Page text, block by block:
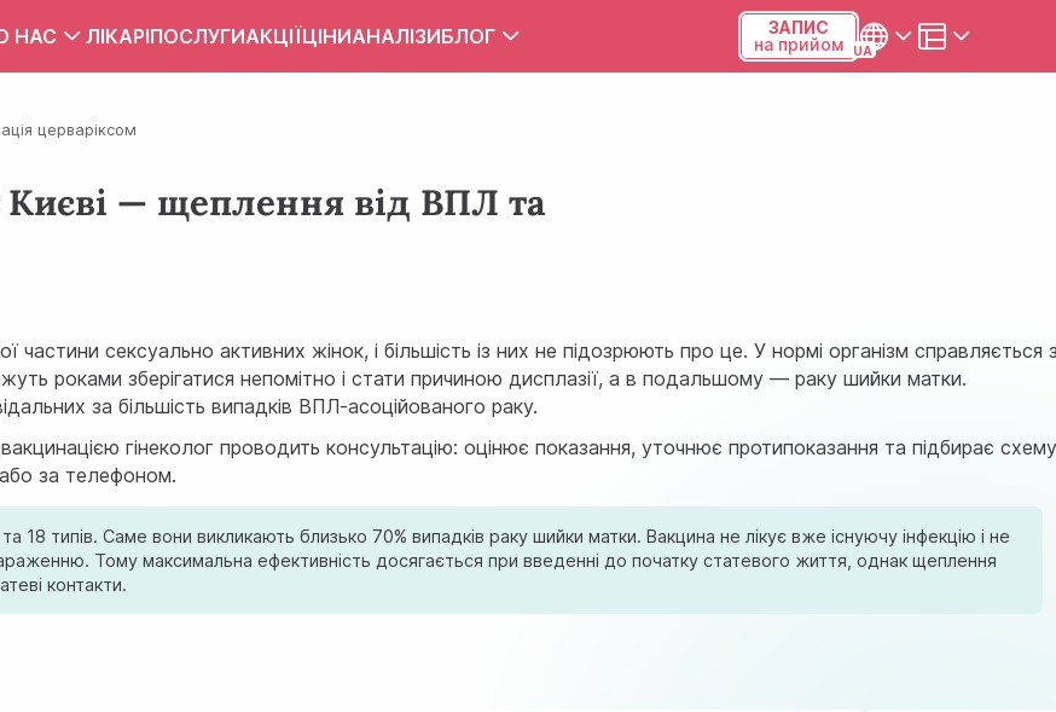
НАС
Контакти
Правила внутрішнього розпорядку
ЛІКАРІПОСЛУГИАКЦІЇЦІНИАНАЛІЗИБЛОГ
ЗАПИС
на прийом
Viber
ПН-ПТ
08:00-19:00
astramedikaa@gmail.com
церваріксом
— щеплення від ВПЛ та
сексуально активних жінок, і більшість із них не підозрюють про це. У нормі організм справляється
роками зберігатися непомітно і стати причиною дисплазії, а в подальшому — раку шийки матки.
за більшість випадків ВПЛ-асоційованого раку.
гінеколог проводить консультацію: оцінює показання, уточнює протипоказання та підбирає
за телефоном.
типів. Саме вони викликають близько 70% випадків раку шийки матки. Вакцина не лікує вже існуючу інфекцію і не
Тому максимальна ефективність досягається при введенні до початку статевого життя, однак щеплення
контакти.